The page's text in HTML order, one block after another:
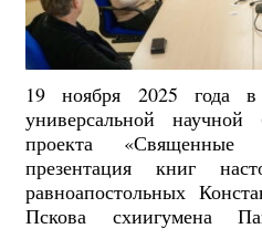
19 ноября 2025 года в
универсальной
проекта «Священные
презентация книг
равноапостольных
Пскова схиигумена